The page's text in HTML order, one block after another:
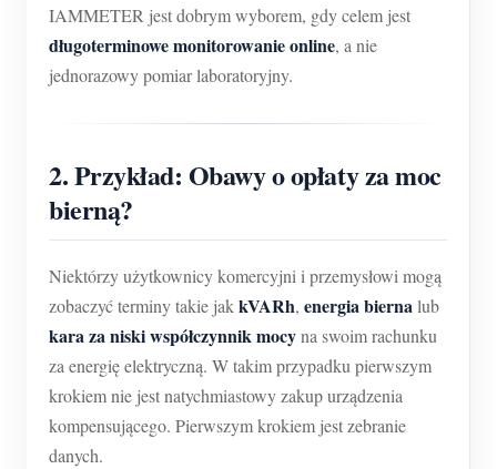
IAMMETER jest dobrym wyborem, gdy celem jest
długoterminowe monitorowanie online, a nie
jednorazowy pomiar laboratoryjny.
2. Przykład: Obawy o opłaty za moc
bierną?
Niektórzy użytkownicy komercyjni i przemysłowi mogą
zobaczyć terminy takie jakkVARh, energia biernalub
kara za niski współczynnik mocyna swoim rachunku
za energię elektryczną. W takim przypadku pierwszym
krokiem nie jest natychmiastowy zakup urządzenia
kompensującego. Pierwszym krokiem jest zebranie
danych.